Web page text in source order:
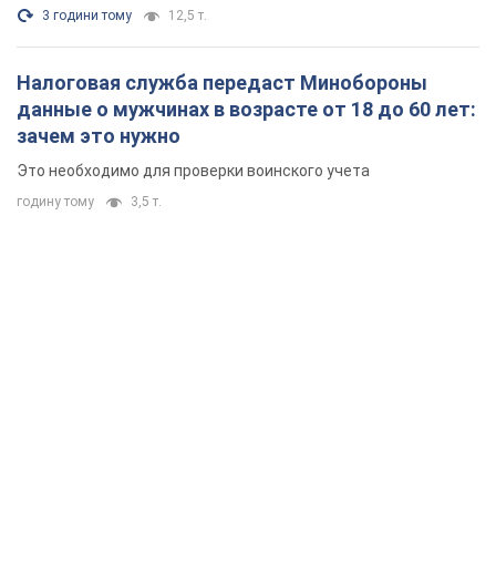
3 години тому 12,5 т.
Налоговая служба передаст Минобороны
данные о мужчинах в возрасте от 18 до 60 лет:
зачем это нужно
Это необходимо для проверки воинского учета
годину тому 3,5 т.